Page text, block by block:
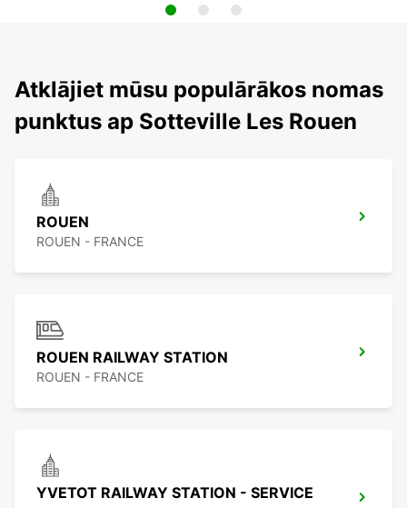
Atklājiet mūsu populārākos nomas
punktus ap Sotteville Les Rouen
ROUEN
ROUEN - FRANCE
ROUEN RAILWAY STATION
ROUEN - FRANCE
YVETOT RAILWAY STATION - SERVICE